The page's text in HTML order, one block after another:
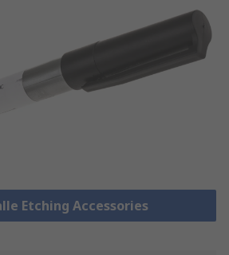
Etching Accessories